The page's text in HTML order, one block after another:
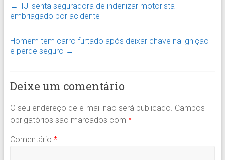
← TJ isenta seguradora de indenizar motorista
embriagado por acidente
Homem tem carro furtado após deixar chave na ignição
e perde seguro →
Deixe um comentário
O seu endereço de e-mail não será publicado. Campos
obrigatórios são marcados com *
Comentário *